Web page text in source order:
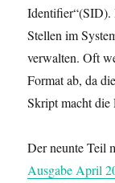
Identifier“(SID).
Stellen im
verwalten. Oft
Format ab, da
Skript macht die
Der neunte Teil
Ausgabe April